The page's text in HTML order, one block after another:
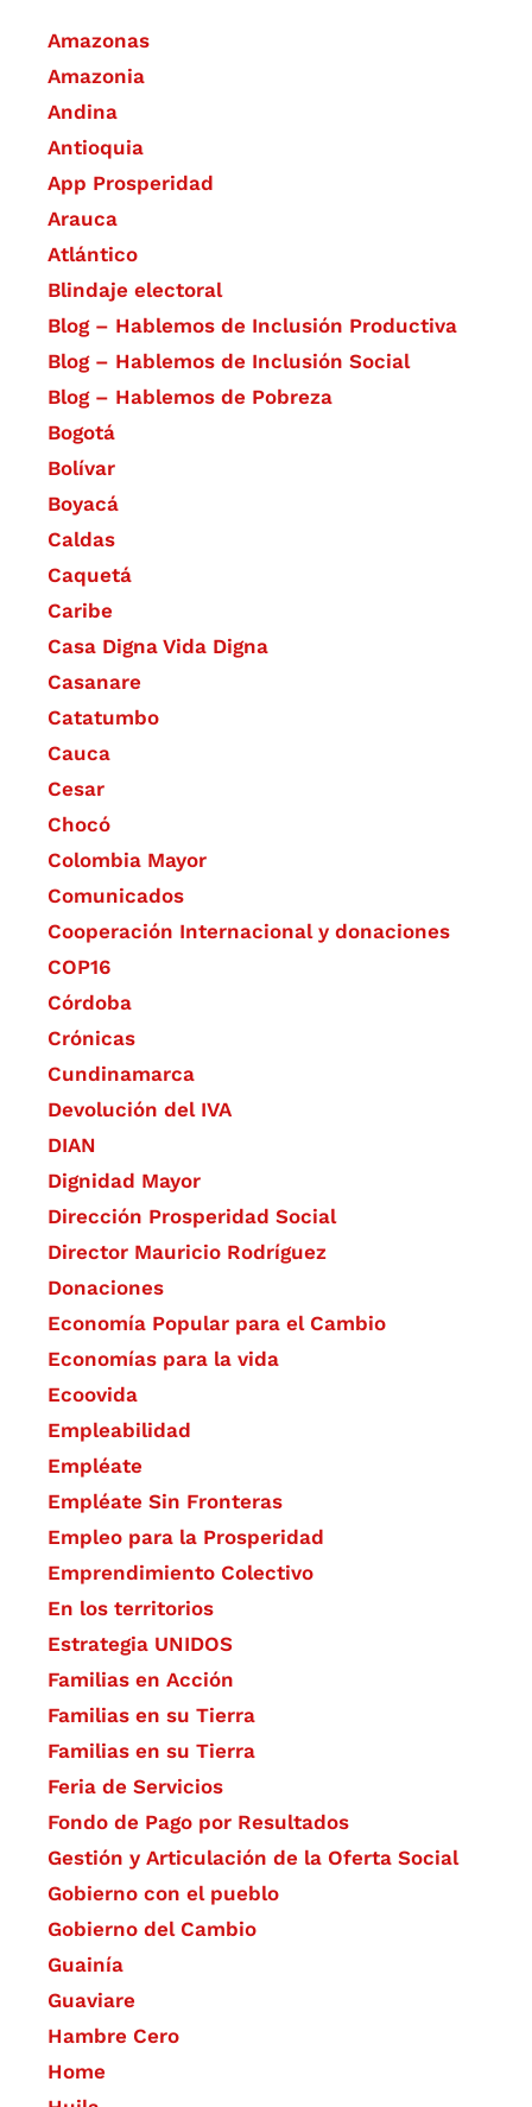
Amazonas
Amazonia
Andina
Antioquia
App Prosperidad
Arauca
Atlántico
Blindaje electoral
Blog – Hablemos de Inclusión Productiva
Blog – Hablemos de Inclusión Social
Blog – Hablemos de Pobreza
Bogotá
Bolívar
Boyacá
Caldas
Caquetá
Caribe
Casa Digna Vida Digna
Casanare
Catatumbo
Cauca
Cesar
Chocó
Colombia Mayor
Comunicados
Cooperación Internacional y donaciones
COP16
Córdoba
Crónicas
Cundinamarca
Devolución del IVA
DIAN
Dignidad Mayor
Dirección Prosperidad Social
Director Mauricio Rodríguez
Donaciones
Economía Popular para el Cambio
Economías para la vida
Ecoovida
Empleabilidad
Empléate
Empléate Sin Fronteras
Empleo para la Prosperidad
Emprendimiento Colectivo
En los territorios
Estrategia UNIDOS
Familias en Acción
Familias en su Tierra
Familias en su Tierra
Feria de Servicios
Fondo de Pago por Resultados
Gestión y Articulación de la Oferta Social
Gobierno con el pueblo
Gobierno del Cambio
Guainía
Guaviare
Hambre Cero
Home